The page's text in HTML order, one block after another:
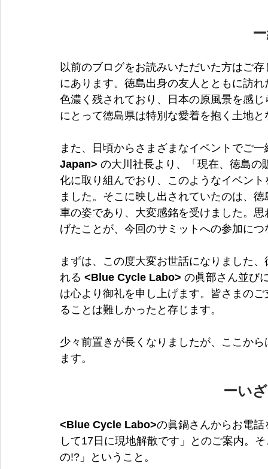
以前のブログをお読みいただいた方はご
にあります。徳島出身の友人とともに訪
色濃く残されており、日本の原風景を感
にとって徳島県は特別な愛着を抱く土地
また、日頃からさまざまなイベントでご
Japan> の大川社長より、「現在、徳島の
化に取り組んでおり、このようなイベン
ました。そこに映し出されていたのは、
車の姿であり、大変感銘を受けました。
げたことが、今回のサミットへの参加に
まずは、この度大変お世話になりました
れる <Blue Cycle Labo> の眞部さん並び
は心より御礼を申し上げます。皆さまの
ることは難しかったと存じます。
少々前置きが長くなりましたが、ここか
ます。
ーい
<Blue Cycle Labo>の眞鍋さんからお電
して17日に現地解散です」とのご案内。
の!?」ということ。